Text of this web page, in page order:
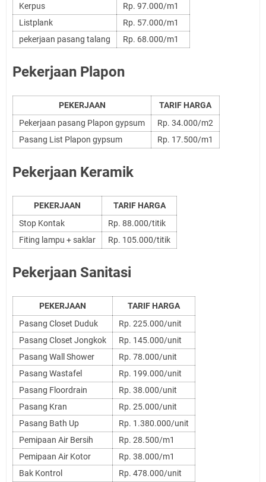
Kerpus
Rp. 97.000/m1
Listplank
Rp. 57.000/m1
pekerjaan pasang talang
Rp. 68.000/m1
Pekerjaan Plapon
PEKERJAAN
TARIF HARGA
Pekerjaan pasang Plapon gypsum
Rp. 34.000/m2
Pasang List Plapon gypsum
Rp. 17.500/m1
Pekerjaan Keramik
PEKERJAAN
TARIF HARGA
Stop Kontak
Rp. 88.000/titik
Fiting lampu + saklar
Rp. 105.000/titik
Pekerjaan Sanitasi
PEKERJAAN
TARIF HARGA
Pasang Closet Duduk
Rp. 225.000/unit
Pasang Closet Jongkok
Rp. 145.000/unit
Pasang Wall Shower
Rp. 78.000/unit
Pasang Wastafel
Rp. 199.000/unit
Pasang Floordrain
Rp. 38.000/unit
Pasang Kran
Rp. 25.000/unit
Pasang Bath Up
Rp. 1.380.000/unit
Pemipaan Air Bersih
Rp. 28.500/m1
Pemipaan Air Kotor
Rp. 38.000/m1
Bak Kontrol
Rp. 478.000/unit